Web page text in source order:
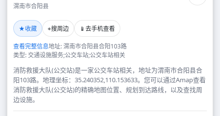
渭南市合阳县
★收藏 ⌖搜周边 📱 去手机查看
查看完整信息地址: 渭南市合阳县合阳103路
类型: 交通设施服务;公交车站;公交车站相关
消防救援大队(公交站)是一家公交车站相关，地址为渭南市合阳县合
阳103路。地理坐标：35.240352,110.153633。您可以通过Amap查看
消防救援大队(公交站)的精确地图位置、规划到达路线，以及查找周
边设施。